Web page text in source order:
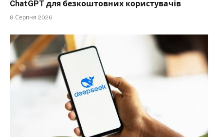
ChatGPT для безкоштовних користувачів
8 Серпня 2026